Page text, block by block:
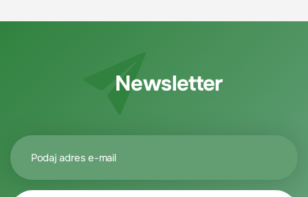
Newsletter